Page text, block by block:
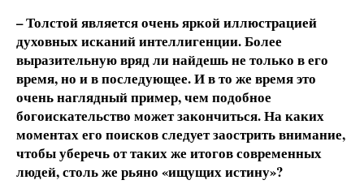
– Толстой является очень яркой иллюстрацией
духовных исканий интеллигенции. Более
выразительную вряд ли найдешь не только в его
время, но и в последующее. И в то же время это
очень наглядный пример, чем подобное
богоискательство может закончиться. На каких
моментах его поисков следует заострить внимание,
чтобы уберечь от таких же итогов современных
людей, столь же рьяно «ищущих истину»?